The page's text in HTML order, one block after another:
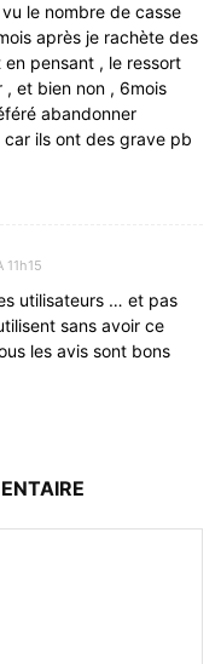
le nombre de casse
après je rachète des
pensant , le ressort
et bien non , 6mois
abandonner
ils ont des grave pb
11h15
utilisateurs … et pas
sans avoir ce
les avis sont bons